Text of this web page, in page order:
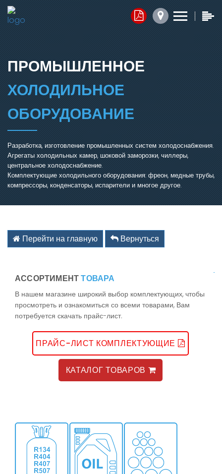
Контакты x
Юридический адрес:
050014, г.Алматы,
ул.Ангарская, д.103/2
График работы:
пн.-пт. с 7:30 до 16:30,
сб.-вс. Выходной
info@holodom.com
Связь по телефону:
+7(727) 2-988-588
+7(727) 2-988-390
+7(776) 222-77-11
+7(747) 222-77-12
Прайс-листы x
1. Комплектующие
2. Запасные части
3. Агрегаты
Обратная связь x
Добавить файл ⬇
Нажимая кнопку, я соглашаюсь на обработку персональных
данных.
ПРОМЫШЛЕННОЕ
ХОЛОДИЛЬНОЕ
ОБОРУДОВАНИЕ
Разработка, изготовление промышленных систем холодоснабжения.
Агрегаты холодильных камер, шоковой заморозки, чиллеры,
центральное холодоснабжение.
Комплектующие холодильного оборудования: фреон, медные трубы,
компрессоры, конденсаторы, испарители и многое другое.
Перейти на главную Вернуться
АССОРТИМЕНТТОВАРА
В нашем магазине широкий выбор комплектующих, чтобы
просмотреть и ознакомиться со всеми товарами, Вам
потребуется скачать прайс-лист.
ПРАЙС-ЛИСТ КОМПЛЕКТУЮЩИЕ
КАТАЛОГ ТОВАРОВ